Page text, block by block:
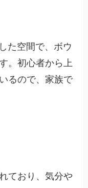
た空間で、ボウ
。初心者から上
るので、家族で
ており、気分や